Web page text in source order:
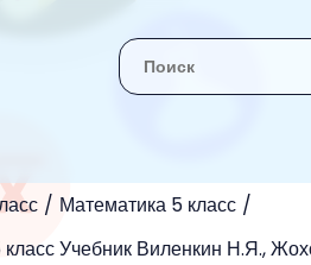
Математика 5 класс
класс Учебник Виленкин Н.Я.,